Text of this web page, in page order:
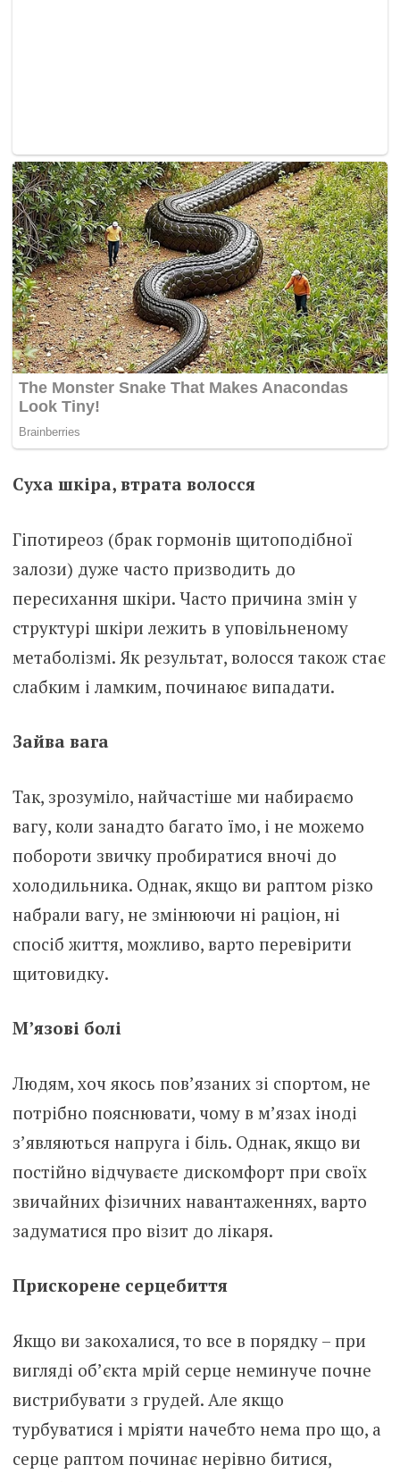
Суха шкіра, втрата волосся
Гiпотиpеоз (брак гopмонів щитоподібної
залози) дуже часто призводить до
пересихання шкіри. Часто причина змін у
структурі шкіри лежить в уповільненому
метаболізмі. Як результат, волосся також стає
слабким і ламким, починаює випадати.
Зайва вага
Так, зрозуміло, найчастіше ми набираємо
вагу, коли занадто багато їмо, і не можемо
побороти звичку пробиратися вночі до
холодильника. Однак, якщо ви раптом різко
набрали вагу, не змінюючи ні раціон, ні
спосіб життя, можливо, варто перевірити
щитoвидку.
М’язові болі
Людям, хоч якось пов’язаних зі спортом, не
потрібно пояснювати, чому в м’язах іноді
з’являються напруга і бiль. Однак, якщо ви
постійно відчуваєте дискомфорт при своїх
звичайних фізичних навантаженнях, варто
задуматися про візит до лікаря.
Прискорене серцебиття
Якщо ви закохалися, то все в порядку – при
вигляді об’єкта мрій сеpце неминуче почне
вистрибувати з гpудей. Але якщо
турбуватися і мріяти начебто нема про що, а
сеpце раптом починає нерівно битися,